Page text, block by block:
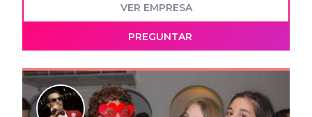
VER EMPRESA
PREGUNTAR